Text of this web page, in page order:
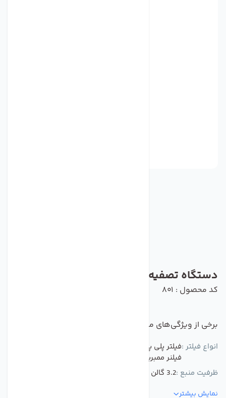
دستگاه تصفیه آب 6 مرحله ای سی سی کا
کد محصول : 801
برخی از ویژگی‌های مهم این محصول :
انواع فیلتر :فیلتر پلی پروپیلن فیلتر کربن پودری فیلتر کربن بلاک
فیلنر ممبرین فیلتر کربن خطی فیلتر معدنی
ظرفیت منبع :3.2 گالن لیتر
نمایش بیشتر